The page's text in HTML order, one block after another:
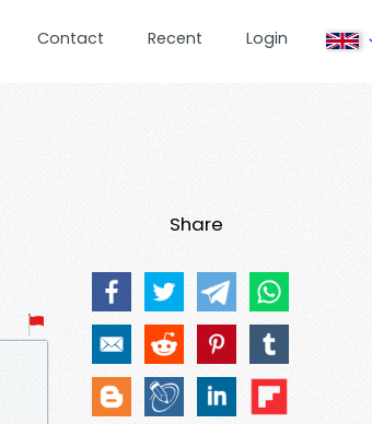
Contact Recent Login
Share